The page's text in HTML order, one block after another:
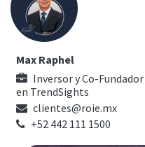
Max Raphel
Inversor y Co-
en TrendSights
clientes@roie.mx
+52 442 111 1500